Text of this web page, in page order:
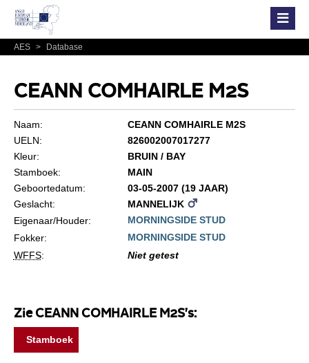
AES > Database
CEANN COMHAIRLE M2S
Naam:
CEANN COMHAIRLE M2S
UELN:
826002007017277
Kleur:
BRUIN / BAY
Stamboek:
MAIN
Geboortedatum:
03-05-2007 (19 JAAR)
Geslacht:
MANNELIJK
Eigenaar/Houder:
MORNINGSIDE STUD
Fokker:
MORNINGSIDE STUD
WFFS: Niet getest
Zie CEANN COMHAIRLE M2S's:
Stamboek